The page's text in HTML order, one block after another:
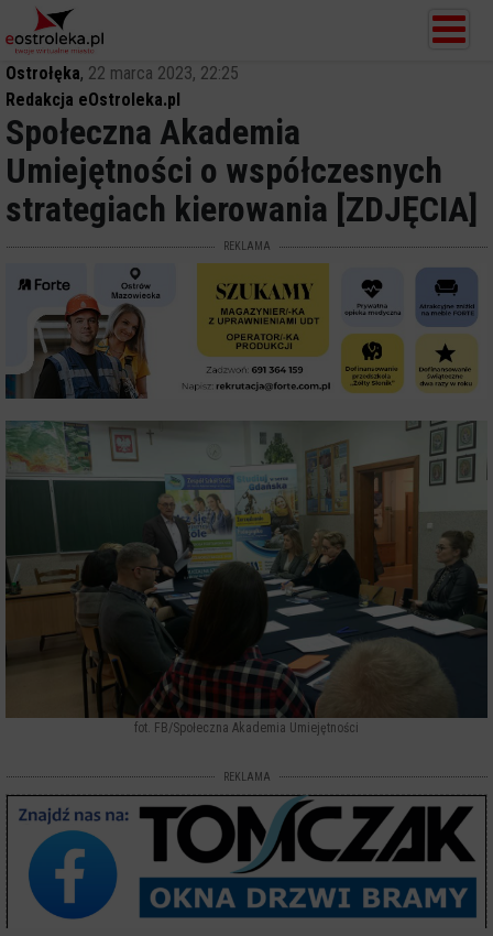
Ostrołęka, 22 marca 2023, 22:25
Redakcja eOstroleka.pl
Społeczna Akademia
Umiejętności o współczesnych
strategiach kierowania [ZDJĘCIA]
REKLAMA
fot. FB/Społeczna Akademia Umiejętności
REKLAMA